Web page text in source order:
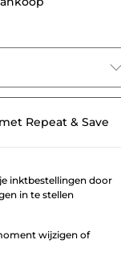
Repeat & Save
inktbestellingen door
in te stellen
wijzigen of